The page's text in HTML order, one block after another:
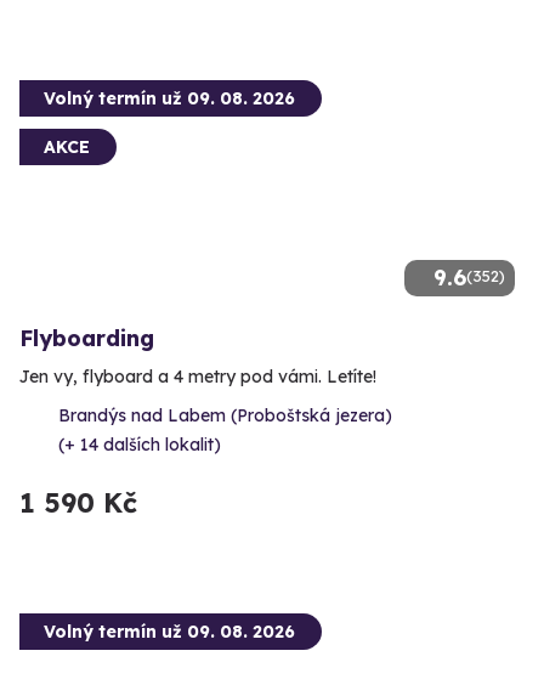
9.6(352)
Volný termín už 09. 08. 2026
AKCE
Flyboarding
Jen vy, flyboard a 4 metry pod vámi. Letíte!
Brandýs nad Labem (Proboštská jezera)
(+ 14 dalších lokalit)
1 590 Kč
Volný termín už 09. 08. 2026